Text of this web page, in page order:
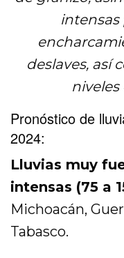
deslaves, así
niveles
Pronóstico de
2024:
Lluvias muy
intensas (75 a
Michoacán,
Tabasco.